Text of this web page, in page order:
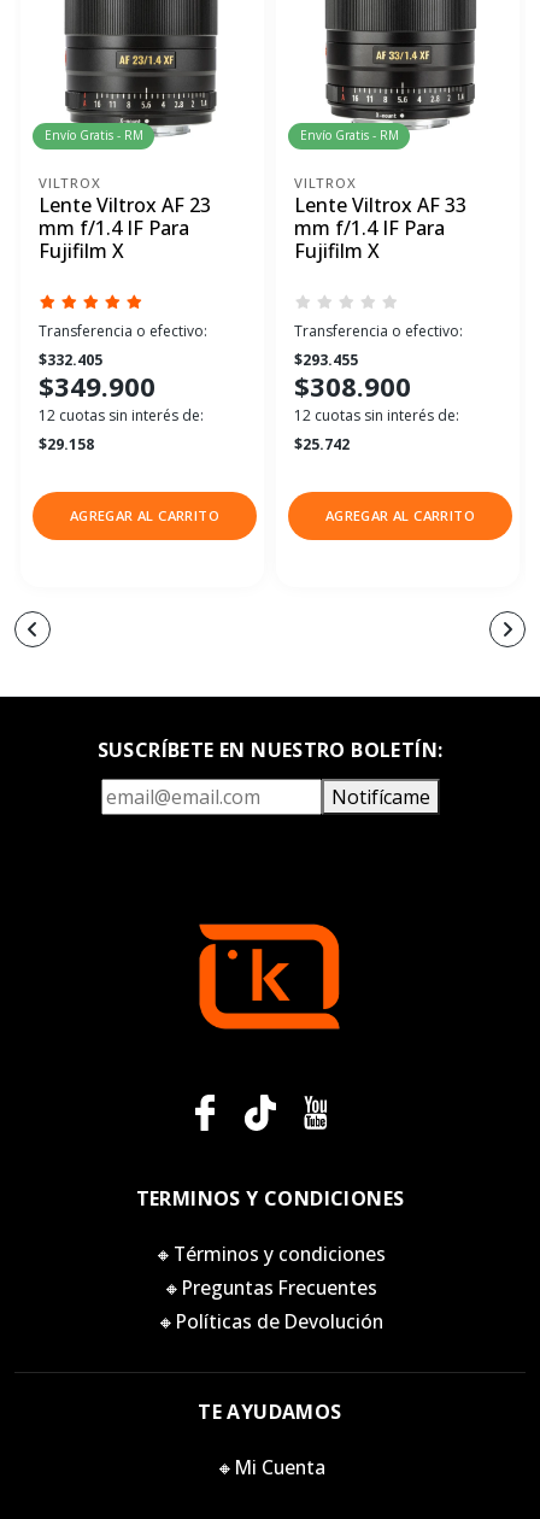
Envío Gratis - RM
VILTROX
Lente Viltrox AF 23
mm f/1.4 IF Para
Fujifilm X
Transferencia o efectivo:
$332.405
$349.900
12 cuotas sin interés de:
$29.158
AGREGAR AL CARRITO
Envío Gratis - RM
VILTROX
Lente Viltrox AF 33
mm f/1.4 IF Para
Fujifilm X
Transferencia o efectivo:
$293.455
$308.900
12 cuotas sin interés de:
$25.742
AGREGAR AL CARRITO
SUSCRÍBETE EN NUESTRO BOLETÍN:
Notifícame
TERMINOS Y CONDICIONES
🔸Términos y condiciones
🔸Preguntas Frecuentes
🔸Políticas de Devolución
TE AYUDAMOS
🔸Mi Cuenta